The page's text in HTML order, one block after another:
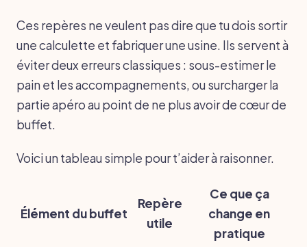
Ces repères ne veulent pas dire que tu dois sortir
une calculette et fabriquer une usine. Ils servent à
éviter deux erreurs classiques : sous-estimer le
pain et les accompagnements, ou surcharger la
partie apéro au point de ne plus avoir de cœur de
buffet.
Voici un tableau simple pour t’aider à raisonner.
Élément du buffet
Repère
utile
Ce que ça
change en
pratique